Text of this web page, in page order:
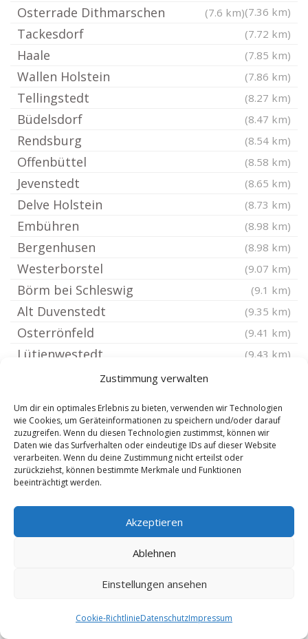
Zustimmung verwalten
Um dir ein optimales Erlebnis zu bieten, verwenden wir Technologien
wie Cookies, um Geräteinformationen zu speichern und/oder darauf
zuzugreifen. Wenn du diesen Technologien zustimmst, können wir
Daten wie das Surfverhalten oder eindeutige IDs auf dieser Website
verarbeiten. Wenn du deine Zustimmung nicht erteilst oder
zurückziehst, können bestimmte Merkmale und Funktionen
beeinträchtigt werden.
Akzeptieren
Ablehnen
Einstellungen ansehen
Cookie-RichtlinieDatenschutzImpressum
(7.36 km)
Osterrade Dithmarschen (7.6 km)
Tackesdorf (7.72 km)
Haale (7.85 km)
Wallen Holstein (7.86 km)
Tellingstedt (8.27 km)
Büdelsdorf (8.47 km)
Rendsburg (8.54 km)
Offenbüttel (8.58 km)
Jevenstedt (8.65 km)
Delve Holstein (8.73 km)
Embühren (8.98 km)
Bergenhusen (8.98 km)
Westerborstel (9.07 km)
Börm bei Schleswig (9.1 km)
Alt Duvenstedt (9.35 km)
Osterrönfeld (9.41 km)
Lütjenwestedt (9.43 km)
Kropp bei Schleswig
Immenstedt bei Albersdorf (9.55 km)
Hollingstedt bei Delve (9.58 km)
Brinjahe
Welmbüttel
Schacht-Audorf (10.47 km)
Hanerau-Hademarschen
Schrum Dithmarschen
Borgstedt bei Rendsburg